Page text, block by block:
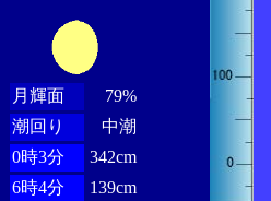
月輝面
79%
潮回り
中潮
0時3分
342cm
6時4分
139cm